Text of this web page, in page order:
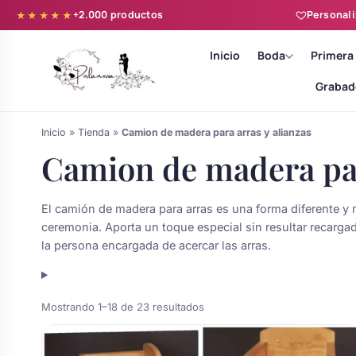
★★★★★+2.000 productos
Inicio Boda
novia y zapatillas
personalizadas
para niña
Inicio » Tienda » Camion de madera para arras y alianzas
Camion de madera
El camión de madera para arras es una forma diferente
ceremonia. Aporta un toque especial sin resultar
la persona encargada de acercar las arras.
Mostrando 1–18 de 23 resultados
popularidad